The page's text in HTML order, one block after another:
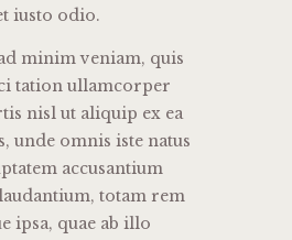
iusto odio.
minim veniam, quis
tation ullamcorper
nisl ut aliquip ex ea
unde omnis iste natus
accusantium
totam rem
ipsa, quae ab illo